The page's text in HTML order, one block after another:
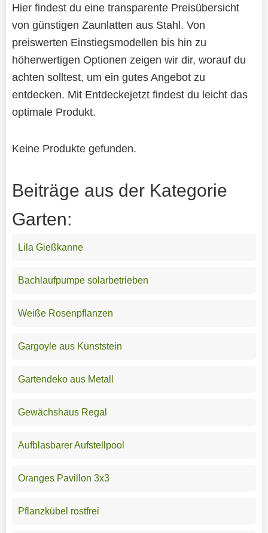
Hier findest du eine transparente Preisübersicht
von günstigen Zaunlatten aus Stahl. Von
preiswerten Einstiegsmodellen bis hin zu
höherwertigen Optionen zeigen wir dir, worauf du
achten solltest, um ein gutes Angebot zu
entdecken. Mit Entdeckejetzt findest du leicht das
optimale Produkt.
Keine Produkte gefunden.
Beiträge aus der Kategorie
Garten:
Lila Gießkanne
Bachlaufpumpe solarbetrieben
Weiße Rosenpflanzen
Gargoyle aus Kunststein
Gartendeko aus Metall
Gewächshaus Regal
Aufblasbarer Aufstellpool
Oranges Pavillon 3x3
Pflanzkübel rostfrei